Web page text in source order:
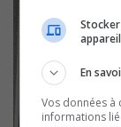
appareil
En
Vos données
informations